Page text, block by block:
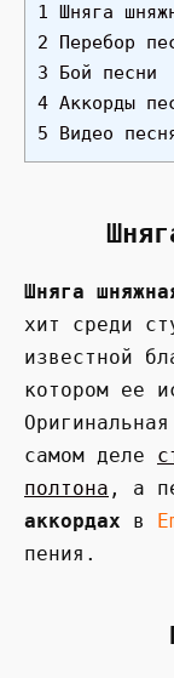
1 Шняга
2 Перебор
3 Бой песни
4 Аккорды
5 Видео
Шняга
хит среди
известной
котором ее
самом деле
полтона , а
аккордах в
пения.